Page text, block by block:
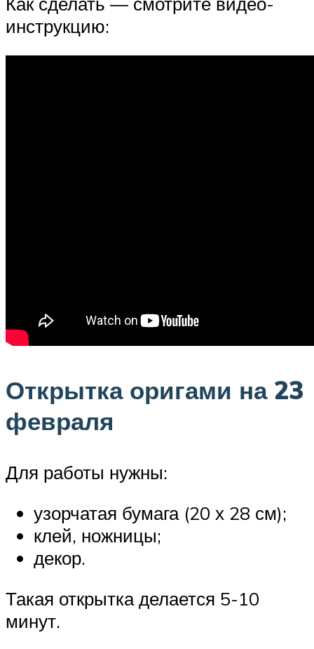
инструкцию:
Открытка оригами на 23
февраля
Для работы нужны:
узорчатая бумага (20 х 28 см);
клей, ножницы;
декор.
Такая открытка делается 5-10
минут.